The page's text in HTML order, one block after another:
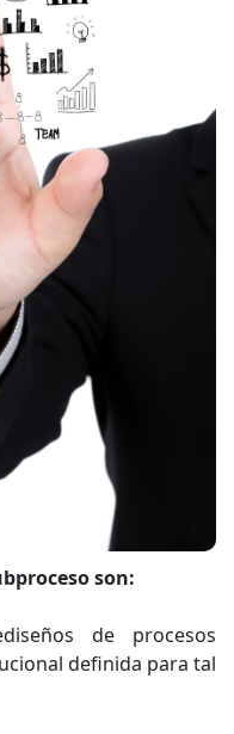
son:
de procesos
definida para tal